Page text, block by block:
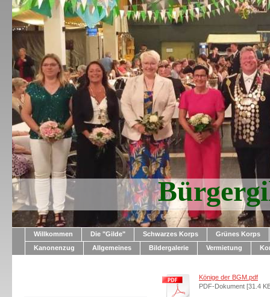
Willkommen Die "Gilde" Schwarzes Korps
Grünes Korps
Kanonenzug
Allgemeines Bildergalerie Vermietung
Könige der BGM.pdf
PDF-Dokument [31.4